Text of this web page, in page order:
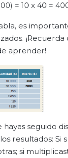
= 10 x 40 =
es
aprender!
hayas seguido
resultados: Si
si